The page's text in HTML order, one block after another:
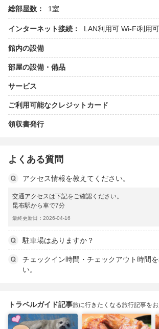
総部屋数： 1室
インターネット接続： LAN利用可 Wi-Fi利用可
館内の設備
部屋の設備・備品
サービス
ご利用可能なクレジットカード
領収書発行
よくある質問
アクセス情報を教えてください。
交通アクセスは下記をご確認ください。
昆布駅から車で7分
最終更新日：2026-04-16
駐車場はありますか？
チェックイン時間・チェックアウト時間
い。
トラベルガイド記事旅に行きたくなる旅行記事を